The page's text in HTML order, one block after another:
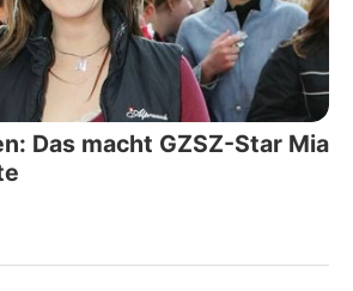
Das macht GZSZ-Star Mia